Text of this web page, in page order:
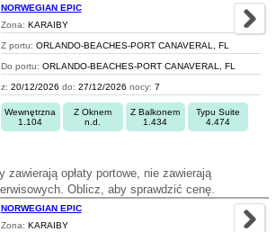
NORWEGIAN EPIC
Zona: KARAIBY
Z portu: ORLANDO-BEACHES-PORT CANAVERAL, FL
Do portu: ORLANDO-BEACHES-PORT CANAVERAL, FL
z: 20/12/2026 do: 27/12/2026 nocy: 7
Wewnętrzna
1.104
Z Oknem
n.d.
Z Balkonem
1.434
Typu Suite
4.474
zawierają opłaty portowe, nie zawierają
Oblicz, aby sprawdzić cenę.
NORWEGIAN EPIC
Zona: KARAIBY